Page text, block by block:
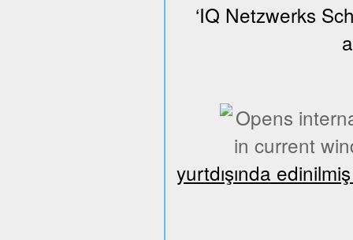
‘IQ Netzwerks
yurtdışında